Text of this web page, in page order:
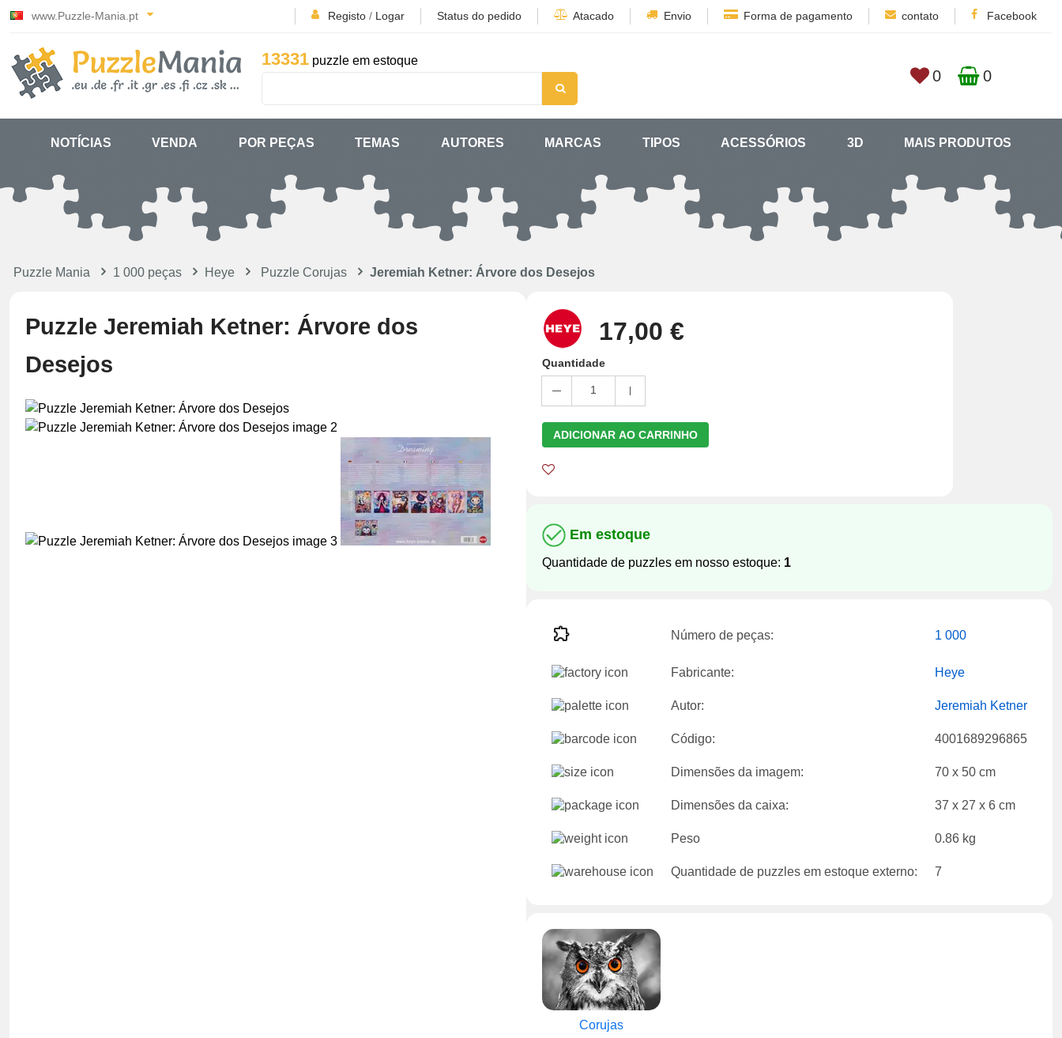
www.Puzzle-Mania.pt Registo / Logar Status do pedido Atacado Envio Forma de pagamento contato Facebook
13331 puzzle em estoque
0 0
NOTÍCIAS VENDA POR PEÇAS TEMAS AUTORES MARCAS TIPOS ACESSÓRIOS 3D MAIS PRODUTOS
Puzzle Mania 1 000 peças Heye Puzzle Corujas Jeremiah Ketner: Árvore dos Desejos
Puzzle Jeremiah Ketner: Árvore dos
Desejos
17,00 €
Quantidade
1
ADICIONAR AO CARRINHO
Em estoque
Quantidade de puzzles em nosso estoque: 1
Número de peças: 1 000
Fabricante: Heye
Autor: Jeremiah Ketner
Código: 4001689296865
Dimensões da imagem: 70 x 50 cm
Dimensões da caixa: 37 x 27 x 6 cm
Peso 0.86 kg
Quantidade de puzzles em estoque externo: 7
Corujas